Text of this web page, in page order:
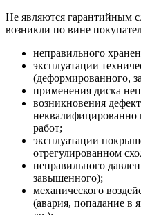
Не являются гарантийным
возникли по вине
неправильного
эксплуатации
(деформированного,
применения диска
возникновения
работ;
эксплуатации
отрегулированном
неправильного
завышенного);
механического
(авария, попадание в